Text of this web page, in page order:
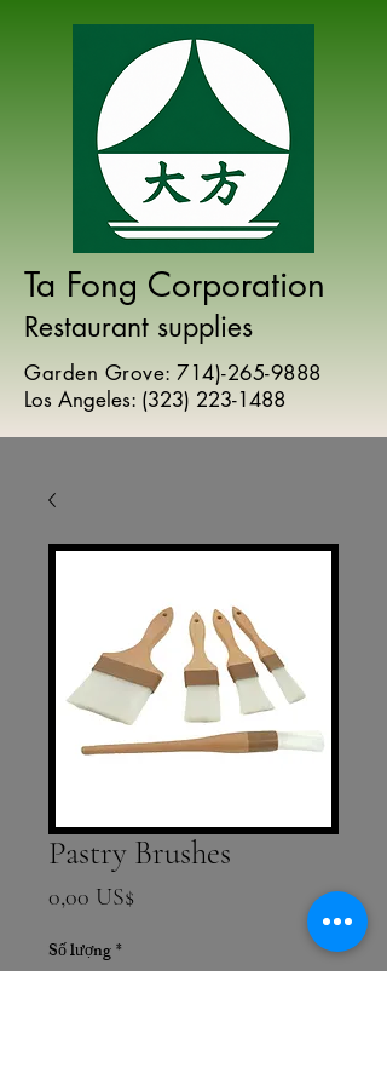
Ta Fong Corporation
Restaurant supplies
Garden Grove:714)-265-9888
Los Angeles: (323) 223-1488
Pastry Brushes
0,00 US$
Số lượng*